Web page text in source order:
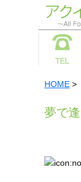
HOME >
夢で
あな